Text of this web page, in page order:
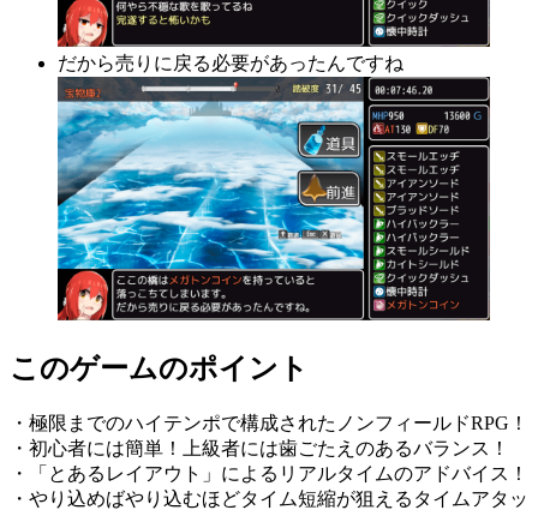
だから売りに戻る必要があったんですね
このゲームのポイント
・極限までのハイテンポで構成されたノンフィールドRPG！
・初心者には簡単！上級者には歯ごたえのあるバランス！
・「とあるレイアウト」によるリアルタイムのアドバイス！
・やり込めばやり込むほどタイム短縮が狙えるタイムアタッ